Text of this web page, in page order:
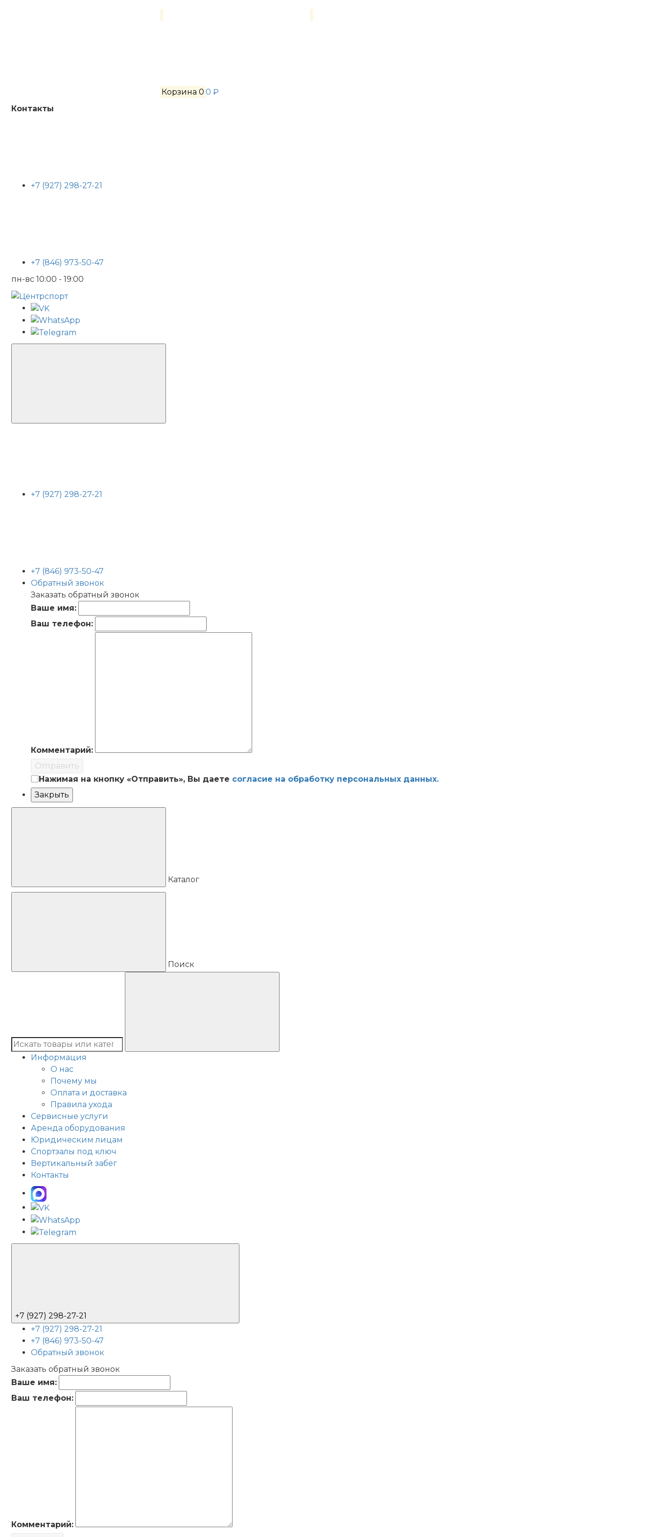
Корзина 0 0 ₽
Контакты
+7 (927) 298-27-21
+7 (846) 973-50-47
пн-вс 10:00 - 19:00
+7 (927) 298-27-21
+7 (846) 973-50-47
Обратный звонок
Заказать обратный звонок
Ваше имя:
Ваш телефон:
Комментарий:
Отправить
Нажимая на кнопку «Отправить», Вы даете согласие на обработку персональных данных.
Закрыть
Каталог
Поиск
Информация
О нас
Почему мы
Оплата и доставка
Правила ухода
Сервисные услуги
Аренда оборудования
Юридическим лицам
Спортзалы под ключ
Вертикальный забег
Контакты
+7 (927) 298-27-21
+7 (927) 298-27-21
+7 (846) 973-50-47
Обратный звонок
Заказать обратный звонок
Ваше имя:
Ваш телефон:
Комментарий: